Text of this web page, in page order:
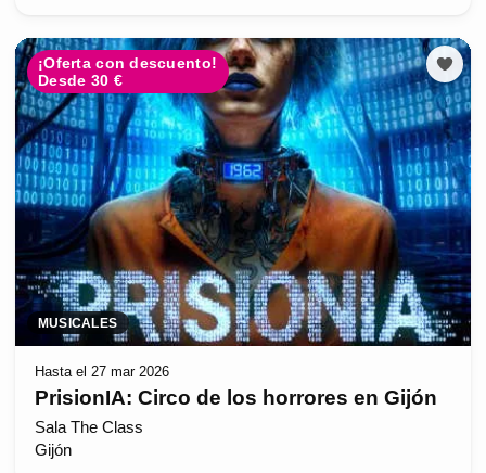
¡Oferta con descuento!
Desde 30 €
MUSICALES
Hasta el 27 mar 2026
PrisionIA: Circo de los horrores en Gijón
Sala The Class
Gijón